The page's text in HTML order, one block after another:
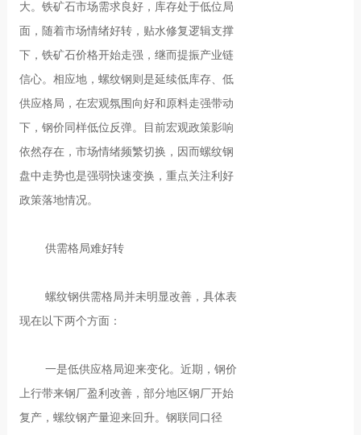
大。铁矿石市场需求良好，库存处于低位局
面，随着市场情绪好转，贴水修复逻辑支撑
下，铁矿石价格开始走强，继而提振产业链
信心。相应地，螺纹钢则是延续低库存、低
供应格局，在宏观氛围向好和原料走强带动
下，钢价同样低位反弹。目前宏观政策影响
依然存在，市场情绪频繁切换，因而螺纹钢
盘中走势也是强弱快速变换，重点关注利好
政策落地情况。
供需格局难好转
螺纹钢供需格局并未明显改善，具体表
现在以下两个方面：
一是低供应格局迎来变化。近期，钢价
上行带来钢厂盈利改善，部分地区钢厂开始
复产，螺纹钢产量迎来回升。钢联同口径